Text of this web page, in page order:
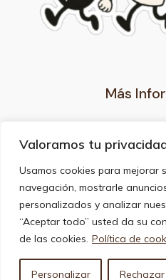
Valoramos tu
Usamos cookies para mejorar
navegación, mostrarle
personalizados y analizar
“Aceptar todo” usted da su
de las cookies. Política de
Personalizar
Más
Aviso
Uso de
Sobre